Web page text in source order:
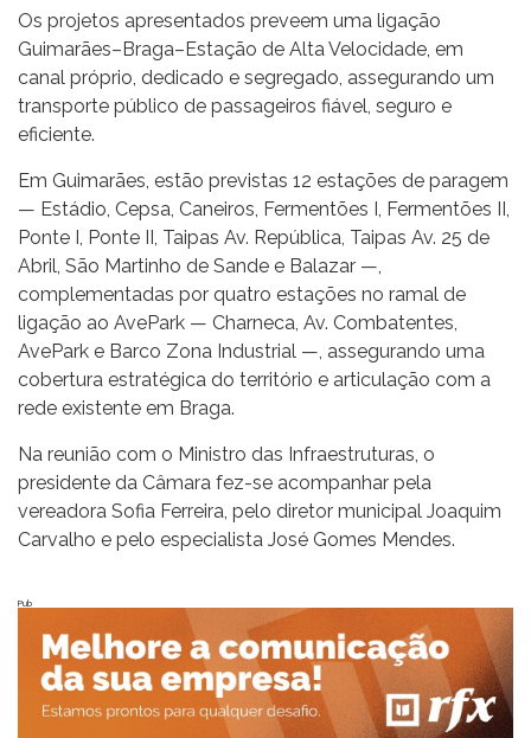
Os projetos apresentados preveem uma ligação
Guimarães–Braga–Estação de Alta Velocidade, em
canal próprio, dedicado e segregado, assegurando um
transporte público de passageiros fiável, seguro e
eficiente.
Em Guimarães, estão previstas 12 estações de paragem
— Estádio, Cepsa, Caneiros, Fermentões I, Fermentões II,
Ponte I, Ponte II, Taipas Av. República, Taipas Av. 25 de
Abril, São Martinho de Sande e Balazar —,
complementadas por quatro estações no ramal de
ligação ao AvePark — Charneca, Av. Combatentes,
AvePark e Barco Zona Industrial —, assegurando uma
cobertura estratégica do território e articulação com a
rede existente em Braga.
Na reunião com o Ministro das Infraestruturas, o
presidente da Câmara fez-se acompanhar pela
vereadora Sofia Ferreira, pelo diretor municipal Joaquim
Carvalho e pelo especialista José Gomes Mendes.
Pub